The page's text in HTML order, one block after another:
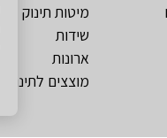
מיטות תינוק
שידות
ארונות
מוצצים לתינוקות